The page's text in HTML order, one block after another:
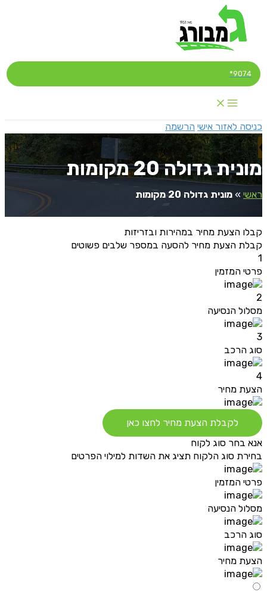
לתוכן
9074*
כניסה לאזור אישי הרשמה
מונית גדולה 20 מקומות
ראשי » מונית גדולה 20 מקומות
קבלו הצעת מחיר במהירות ובזריזות
קבלת הצעת מחיר להסעה במספר שלבים פשוטים
1
פרטי המזמין
2
מסלול הנסיעה
3
סוג הרכב
4
הצעת מחיר
לקבלת הצעת מחיר לחצו כאן
אנא בחר סוג לקוח
בחירת סוג הלקוח תציג את השדות למילוי הפרטים
פרטי המזמין
מסלול הנסיעה
סוג הרכב
הצעת מחיר